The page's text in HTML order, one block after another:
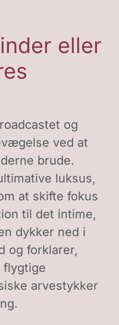
eller
og
ved at
brude.
luksus,
at skifte fokus
til det intime,
dykker ned i
og forklarer,
flygtige
arvestykker